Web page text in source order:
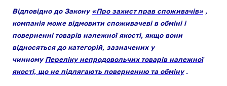
Відповідно до Закону«Про захист прав споживачів» ,
компанія може відмовити споживачеві в обміні і
поверненні товарів належної якості, якщо вони
відносяться до категорій, зазначених у
чинномуПереліку непродовольчих товарів належної
якості, що не підлягають поверненню та обміну.